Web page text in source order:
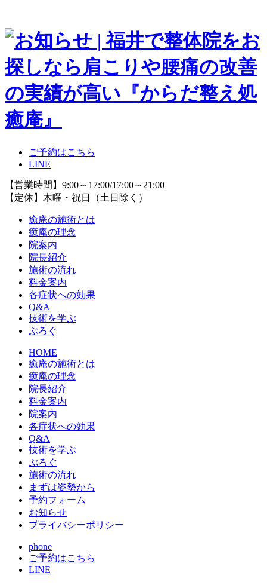
ご予約はこちら
LINE
【営業時間】9:00～17:00/17:00～21:00
【定休】木曜・祝日（土日除く）
癒庵の施術とは
癒庵の理念
院案内
院長紹介
施術の流れ
料金案内
各症状への効果
Q&A
技術を学ぶ
ぶろぐ
HOME
癒庵の施術とは
癒庵の理念
院長紹介
料金案内
院案内
各症状への効果
Q&A
技術を学ぶ
ぶろぐ
施術の流れ
まずは姿勢から
予約フォーム
お知らせ
プライバシーポリシー
phone
ご予約はこちら
LINE